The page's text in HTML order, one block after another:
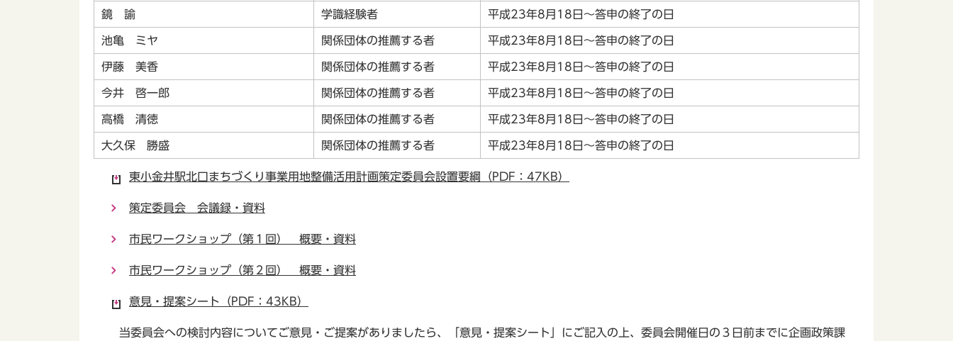
鏡 諭 学識経験者 平成23年8月18日～答申の終了の日
池亀 ミヤ 関係団体の推薦する者 平成23年8月18日～答申の終了の日
伊藤 美香 関係団体の推薦する者 平成23年8月18日～答申の終了の日
今井 啓一郎 関係団体の推薦する者 平成23年8月18日～答申の終了の日
高橋 清徳 関係団体の推薦する者 平成23年8月18日～答申の終了の日
大久保 勝盛 関係団体の推薦する者 平成23年8月18日～答申の終了の日
東小金井駅北口まちづくり事業用地整備活用計画策定委員会設置要綱（PDF：47KB）
策定委員会 会議録・資料
市民ワークショップ（第１回） 概要・資料
市民ワークショップ（第２回） 概要・資料
意見・提案シート（PDF：43KB）
当委員会への検討内容についてご意見・ご提案がありましたら、「意見・提案シート」にご記入の上、委員会開催日の３日前までに企画政策課